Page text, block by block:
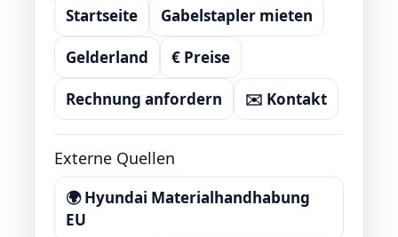
Startseite Gabelstapler mieten
Gelderland € Preise
Rechnung anfordern ✉️ Kontakt
Externe Quellen
🌍 Hyundai Materialhandhabung
EU